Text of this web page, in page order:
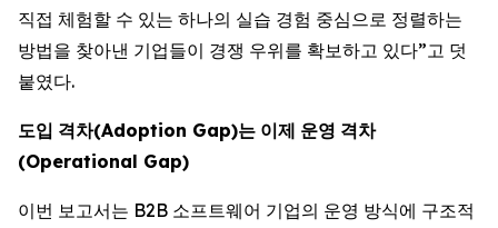
직접 체험할 수 있는 하나의 실습 경험 중심으로 정렬하는
방법을 찾아낸 기업들이 경쟁 우위를 확보하고 있다”고 덧
붙였다.
도입 격차(Adoption Gap)는 이제 운영 격차
(Operational Gap)
이번 보고서는 B2B 소프트웨어 기업의 운영 방식에 구조적